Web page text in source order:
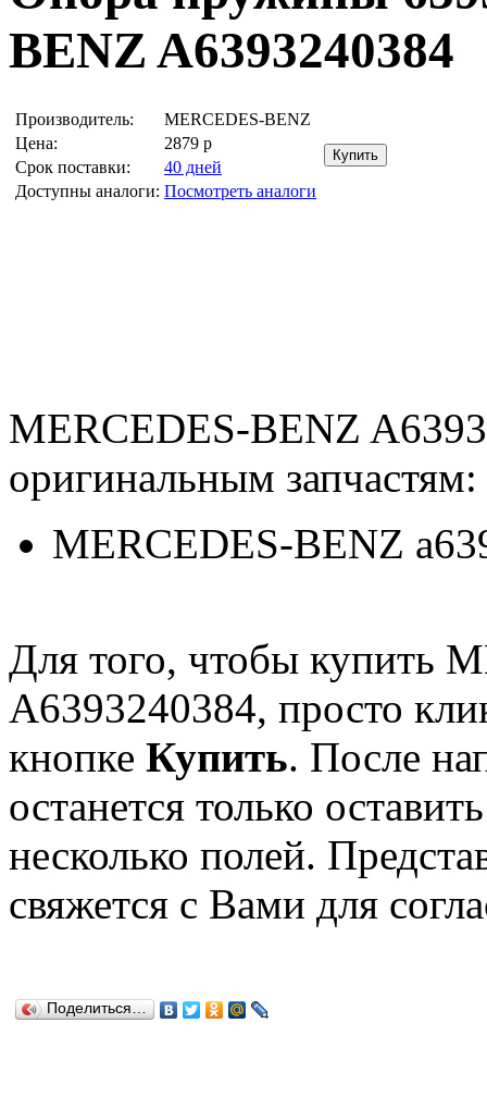
BENZ A6393240384
Производитель:
MERCEDES-BENZ
Цена:
2879 р
Срок поставки:
40 дней
Доступны аналоги: Посмотреть аналоги
MERCEDES-BENZ
оригинальным запчастям:
MERCEDES-BENZ
Для того, чтобы купить
A6393240384, просто
кнопке Купить. После
останется только
несколько полей.
свяжется с Вами для
Поделиться…